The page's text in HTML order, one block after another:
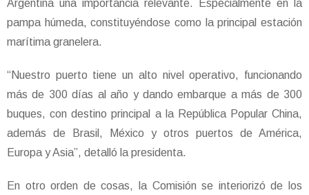
Argentina una importancia relevante. Especialmente en la
pampa húmeda, constituyéndose como la principal estación
marítima granelera.
“Nuestro puerto tiene un alto nivel operativo, funcionando
más de 300 días al año y dando embarque a más de 300
buques, con destino principal a la República Popular China,
además de Brasil, México y otros puertos de América,
Europa y Asia”, detalló la presidenta.
En otro orden de cosas, la Comisión se interiorizó de los